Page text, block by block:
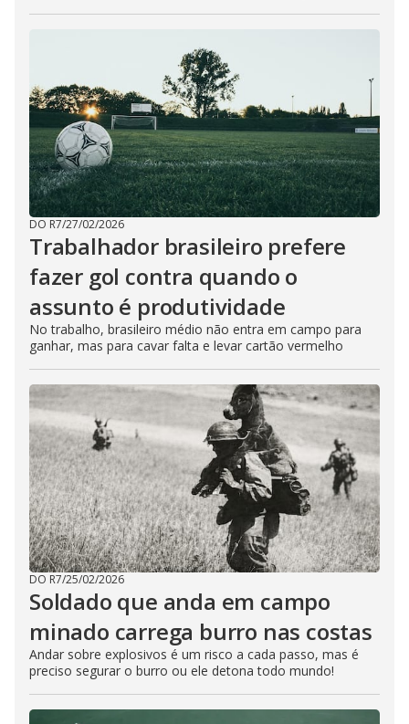
DO R7/27/02/2026
Trabalhador brasileiro prefere
fazer gol contra quando o
assunto é produtividade
No trabalho, brasileiro médio não entra em campo para
ganhar, mas para cavar falta e levar cartão vermelho
DO R7/25/02/2026
Soldado que anda em campo
minado carrega burro nas costas
Andar sobre explosivos é um risco a cada passo, mas é
preciso segurar o burro ou ele detona todo mundo!